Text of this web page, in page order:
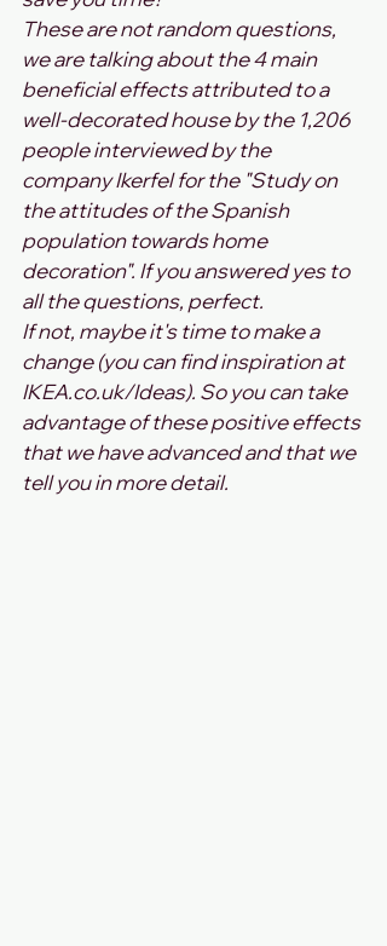
These are not random questions,
we are talking about the 4 main
beneficial effects attributed to a
well-decorated house by the 1,206
people interviewed by the
company Ikerfel for the "Study on
the attitudes of the Spanish
population towards home
decoration". If you answered yes to
all the questions, perfect.
If not, maybe it's time to make a
change (you can find inspiration at
IKEA.co.uk/Ideas). So you can take
advantage of these positive effects
that we have advanced and that we
tell you in more detail.